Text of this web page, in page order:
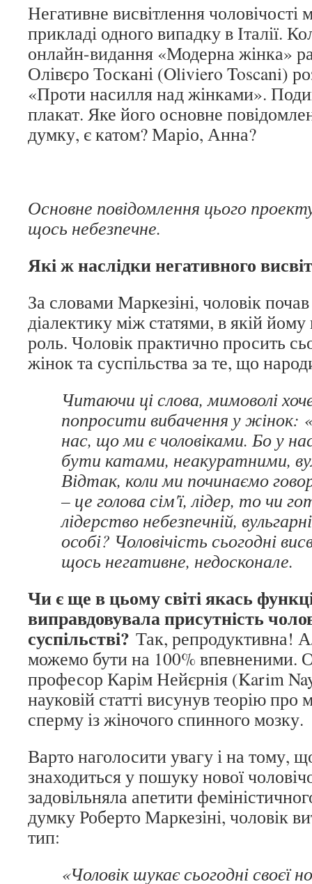
Негативне висвітлення
прикладі одного випадку в Італії.
онлайн-видання «Модерна жінка»
Олівєро Тоскані (Oliviero Toscani)
«Проти насилля над жінками».
плакат. Яке його основне
думку, є катом? Маріо, Анна?
Основне повідомлення цього
щось небезпечне.
Які ж наслідки негативного
За словами Маркезіні, чоловік
діалектику між статями, в якій
роль. Чоловік практично просить
жінок та суспільства за те, що
Читаючи ці слова, мимоволі
попросити вибачення у жінок:
нас, що ми є чоловіками. Бо у
бути катами, неакуратними,
Відтак, коли ми починаємо
– це голова сім'ї, лідер, то чи
лідерство небезпечній,
особі? Чоловічість сьогодні
щось негативне, недосконале.
Чи є ще в цьому світі якась
виправдовувала присутність
суспільстві? Так, репродуктивна!
можемо бути на 100% впевненими.
професор Карім Нейєрнія (Karim
науковій статті висунув теорію про
сперму із жіночого спинного мозку.
Варто наголосити увагу і на тому,
знаходиться у пошуку нової
задовільняла апетити
думку Роберто Маркезіні, чоловік
тип:
«Чоловік шукає сьогодні своєї